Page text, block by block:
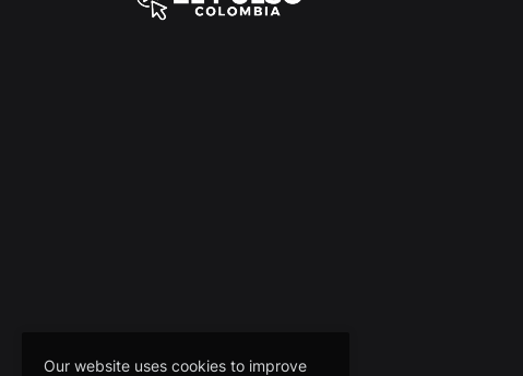
Our website uses cookies to improve